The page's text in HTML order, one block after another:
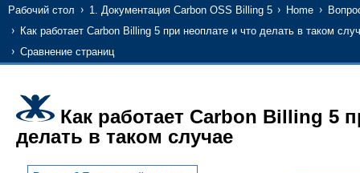
Рабочий стол 1. Документация Carbon OSS Billing 5 Home
Как работает Carbon Billing 5 при неоплате и что делать в таком
Сравнение страниц
Как работает Carbon Billing 5
делать в таком случае